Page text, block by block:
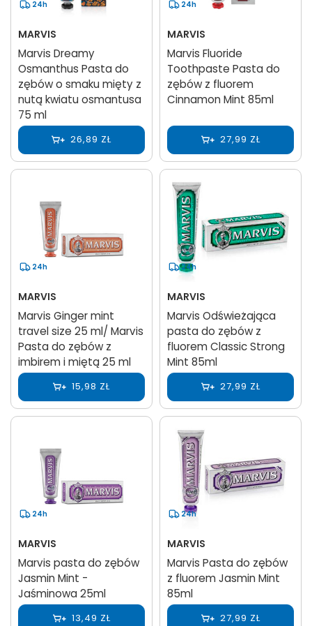
24h
MARVIS
Marvis Dreamy
Osmanthus Pasta do
zębów o smaku mięty z
nutą kwiatu osmantusa
75 ml
26,89 ZŁ
24h
MARVIS
Marvis Fluoride
Toothpaste Pasta do
zębów z fluorem
Cinnamon Mint 85ml
27,99 ZŁ
24h
MARVIS
Marvis Ginger mint
travel size 25 ml/ Marvis
Pasta do zębów z
imbirem i miętą 25 ml
15,98 ZŁ
24h
MARVIS
Marvis Odświeżająca
pasta do zębów z
fluorem Classic Strong
Mint 85ml
27,99 ZŁ
24h
MARVIS
Marvis pasta do zębów
Jasmin Mint -
Jaśminowa 25ml
13,49 ZŁ
24h
MARVIS
Marvis Pasta do zębów
z fluorem Jasmin Mint
85ml
27,99 ZŁ